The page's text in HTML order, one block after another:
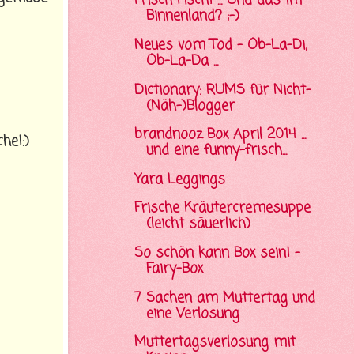
Binnenland? ;-)
Neues vom Tod - Ob-La-Di,
Ob-La-Da ...
Dictionary: RUMS für Nicht-
(Näh-)Blogger
brandnooz Box April 2014 ...
und eine funny-frisch...
Yara Leggings
Frische Kräutercremesuppe
(leicht säuerlich)
So schön kann Box sein! -
Fairy-Box
7 Sachen am Muttertag und
eine Verlosung
Muttertagsverlosung mit